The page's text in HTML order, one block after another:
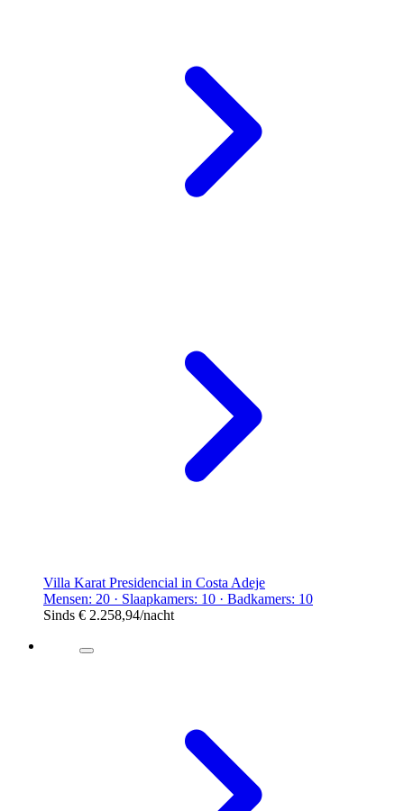
Villa Karat Presidencial in Costa Adeje
Mensen: 20 · Slaapkamers: 10 · Badkamers: 10
Sinds € 2.258,94/nacht